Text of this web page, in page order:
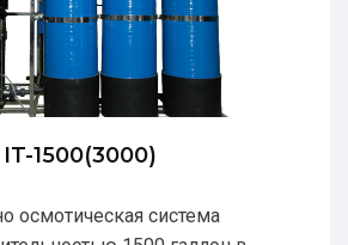
IT-1500(3000)
осмотическая система